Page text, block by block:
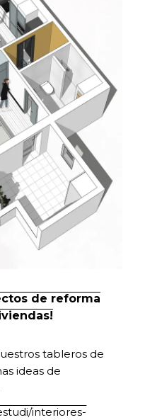
de reforma
tableros de
ideas de
interiores-